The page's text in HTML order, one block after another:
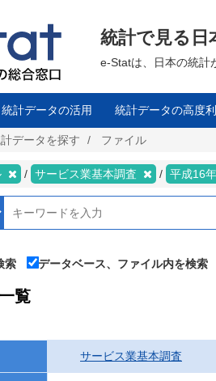
統計で見る日
e-Statは、日本の統計
統計データの活用 統計データの高度
データを探す ファイル
サービス業基本調査 平成16
索
データベース、ファイル内を検索
覧
サービス業基本調査